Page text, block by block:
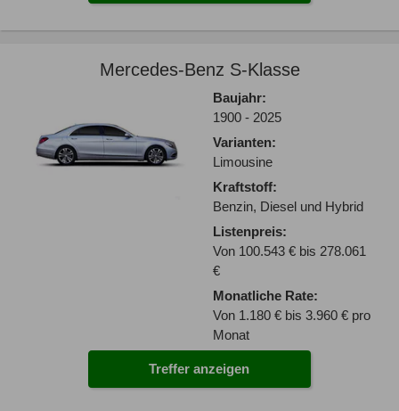
Mercedes-Benz S-Klasse
Baujahr:
1900 - 2025
Varianten:
Limousine
Kraftstoff:
Benzin, Diesel und Hybrid
Listenpreis:
Von 100.543 € bis 278.061
€
Monatliche Rate:
Von 1.180 € bis 3.960 € pro
Monat
Treffer anzeigen